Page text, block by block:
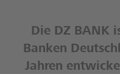
Die DZ BANK
Banken
Jahren